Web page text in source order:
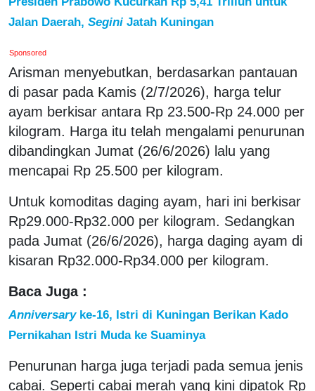
Jalan Daerah, Segini Jatah Kuningan
Sponsored
Arisman menyebutkan, berdasarkan pantauan
di pasar pada Kamis (2/7/2026), harga telur
ayam berkisar antara Rp 23.500-Rp 24.000 per
kilogram. Harga itu telah mengalami penurunan
dibandingkan Jumat (26/6/2026) lalu yang
mencapai Rp 25.500 per kilogram.
Untuk komoditas daging ayam, hari ini berkisar
Rp29.000-Rp32.000 per kilogram. Sedangkan
pada Jumat (26/6/2026), harga daging ayam di
kisaran Rp32.000-Rp34.000 per kilogram.
Baca Juga :
Anniversaryke-16, Istri di Kuningan Berikan Kado
Pernikahan Istri Muda ke Suaminya
Penurunan harga juga terjadi pada semua jenis
cabai. Seperti cabai merah yang kini dipatok Rp